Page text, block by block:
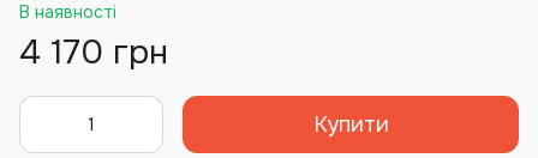
В наявності
4 170 грн
Купити